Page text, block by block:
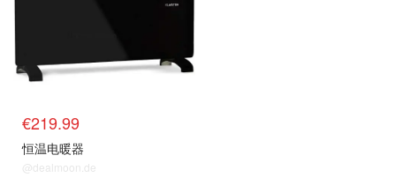
€219.99
恒温电暖器
@dealmoon.de